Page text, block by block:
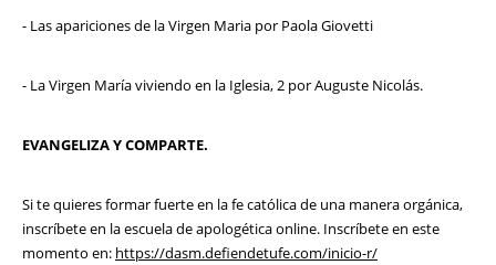
- Las apariciones de la Virgen Maria por Paola Giovetti
- La Virgen María viviendo en la Iglesia, 2 por Auguste Nicolás.
EVANGELIZA Y COMPARTE.
Si te quieres formar fuerte en la fe católica de una manera orgánica,
inscríbete en la escuela de apologética online. Inscríbete en este
momento en: https://dasm.defiendetufe.com/inicio-r/